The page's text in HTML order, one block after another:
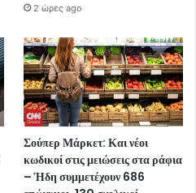
2 ώρες ago
Σούπερ Μάρκετ: Και νέοι
κωδικοί στις μειώσεις στα ράφια
– Ήδη συμμετέχουν 686